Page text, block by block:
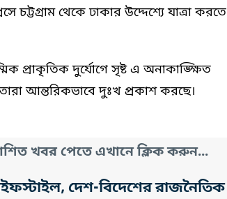
থেকে ঢাকার উদ্দেশ্যে যাত্রা করতে
প্রাকৃতিক দুর্যোগে সৃষ্ট এ অনাকাঙ্ক্ষিত
তারা আন্তরিকভাবে দুঃখ প্রকাশ করছে।
খবর পেতে এখানে ক্লিক করুন...
দেশ-বিদেশের রাজনৈতিক